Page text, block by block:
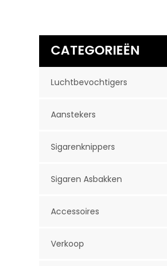
CATEGORIEËN
Luchtbevochtigers
Aanstekers
Sigarenknippers
Sigaren Asbakken
Accessoires
Verkoop